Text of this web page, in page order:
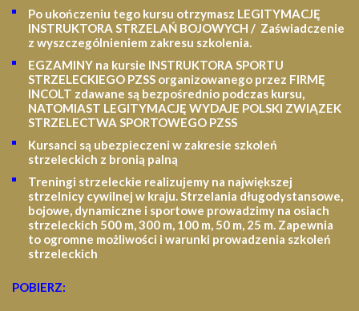
Po ukończeniu tego kursu otrzymasz LEGITYMACJĘ
INSTRUKTORA STRZELAŃ BOJOWYCH / Zaświadczenie
z wyszczególnieniem zakresu szkolenia.
EGZAMINY na kursie INSTRUKTORA SPORTU
STRZELECKIEGO PZSS organizowanego przez FIRMĘ
INCOLT zdawane są bezpośrednio podczas kursu,
NATOMIAST LEGITYMACJĘ WYDAJE POLSKI ZWIĄZEK
STRZELECTWA SPORTOWEGO PZSS
Kursanci są ubezpieczeni w zakresie szkoleń
strzeleckich z bronią palną
Treningi strzeleckie realizujemy na największej
strzelnicy cywilnej w kraju. Strzelania długodystansowe,
bojowe, dynamiczne i sportowe prowadzimy na osiach
strzeleckich 500 m, 300 m, 100 m, 50 m, 25 m. Zapewnia
to ogromne możliwości i warunki prowadzenia szkoleń
strzeleckich
POBIERZ: